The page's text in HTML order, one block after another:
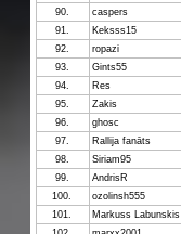
90.
caspers
91.
Keksss15
92.
ropazi
93.
Gints55
94.
Res
95.
Zakis
96.
ghosc
97.
Rallija fanāts
98.
Siriam95
99.
AndrisR
100.
ozolinsh555
101.
Markuss Labunskis